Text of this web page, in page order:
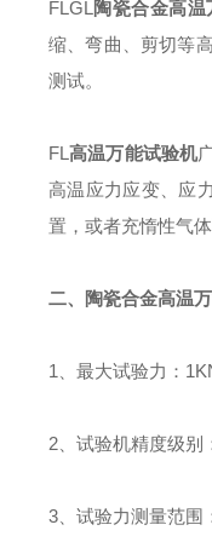
FLGL 陶瓷合金高
缩、弯曲、剪切等
测试。
FL 高温万能试验机
高温应力应变、应
置，或者充惰性气
二、 陶瓷合金高温
1 、最大试验力：
2 、试验机精度级别
3 、试验力测量范围